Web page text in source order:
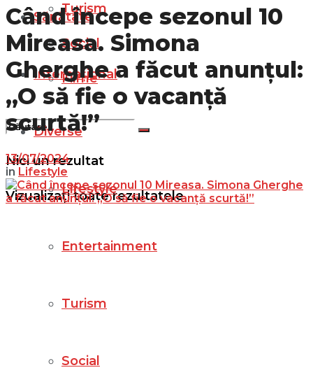
Turism
Social
Filme
Nici un rezultat
Vizualizați toate rezultatele
Sănătate
Internațional
Diverse
Lifestyle
Entertainment
Turism
Social
Când începe sezonul 10
Mireasa. Simona
Gherghe a făcut anunțul:
„O să fie o vacanță
scurtă!”
13/07/2024
in Lifestyle